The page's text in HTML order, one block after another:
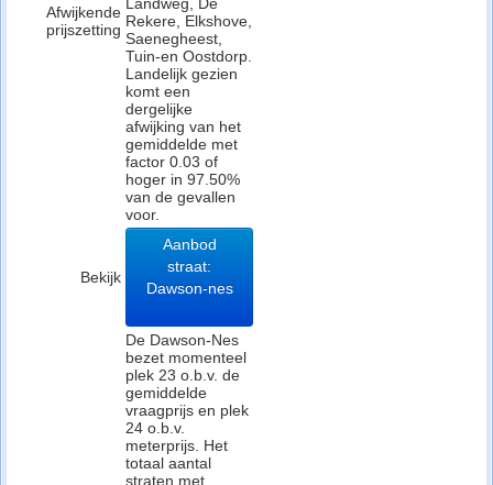
Afwijkende
prijszetting Rekere, Elkshove,
Saenegheest,
Tuin-en Oostdorp.
Landelijk gezien
komt een
dergelijke
afwijking van het
gemiddelde met
factor 0.03 of
hoger in 97.50%
van de gevallen
voor.
Bekijk
Aanbod
straat:
Dawson-nes
De Dawson-Nes
bezet momenteel
plek 23 o.b.v. de
gemiddelde
vraagprijs en plek
24 o.b.v.
meterprijs. Het
totaal aantal
straten met